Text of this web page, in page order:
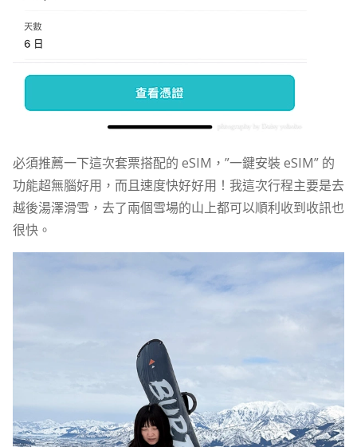
必須推薦一下這次套票搭配的 eSIM，”一鍵安裝 eSIM” 的
功能超無腦好用，而且速度快好好用！我這次行程主要是去
越後湯澤滑雪，去了兩個雪場的山上都可以順利收到收訊也
很快。